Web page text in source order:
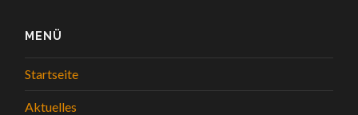
MENÜ
Startseite
Aktuelles